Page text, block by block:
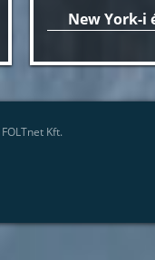
New York-i
FOLTnet Kft.